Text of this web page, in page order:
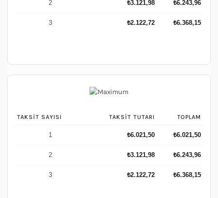
2 ₺3.121,98 ₺6.243,96
3 ₺2.122,72 ₺6.368,15
TAKSIT SAYISI TAKSIT TUTARI TOPLAM
1 ₺6.021,50 ₺6.021,50
2 ₺3.121,98 ₺6.243,96
3 ₺2.122,72 ₺6.368,15